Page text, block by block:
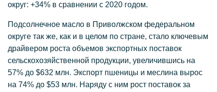
округ: +34% в сравнении с 2020 годом.
Подсолнечное масло в Приволжском федеральном
округе так же, как и в целом по стране, стало ключевым
драйвером роста объемов экспортных поставок
сельскохозяйственной продукции, увеличившись на
57% до $632 млн. Экспорт пшеницы и меслина вырос
на 74% до $53 млн. Наряду с ним рост поставок за